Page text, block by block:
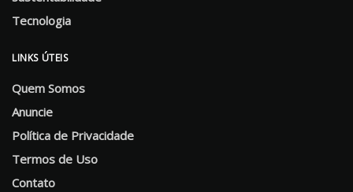
Tecnologia
LINKS ÚTEIS
Quem Somos
Anuncie
Política de Privacidade
Termos de Uso
Contato